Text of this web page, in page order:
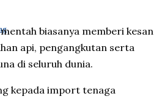
biasanya memberi kesan
api, pengangkutan serta
di seluruh dunia.
kepada import tenaga